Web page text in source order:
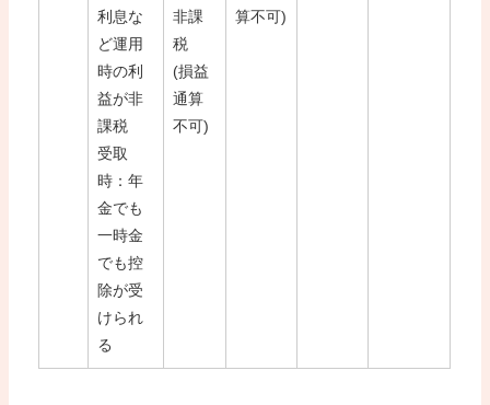
利息な
ど運用
時の利
益が非
課税
受取
時：年
金でも
一時金
でも控
除が受
けられ
る
非課
税
(損益
通算
不可)
算不可)